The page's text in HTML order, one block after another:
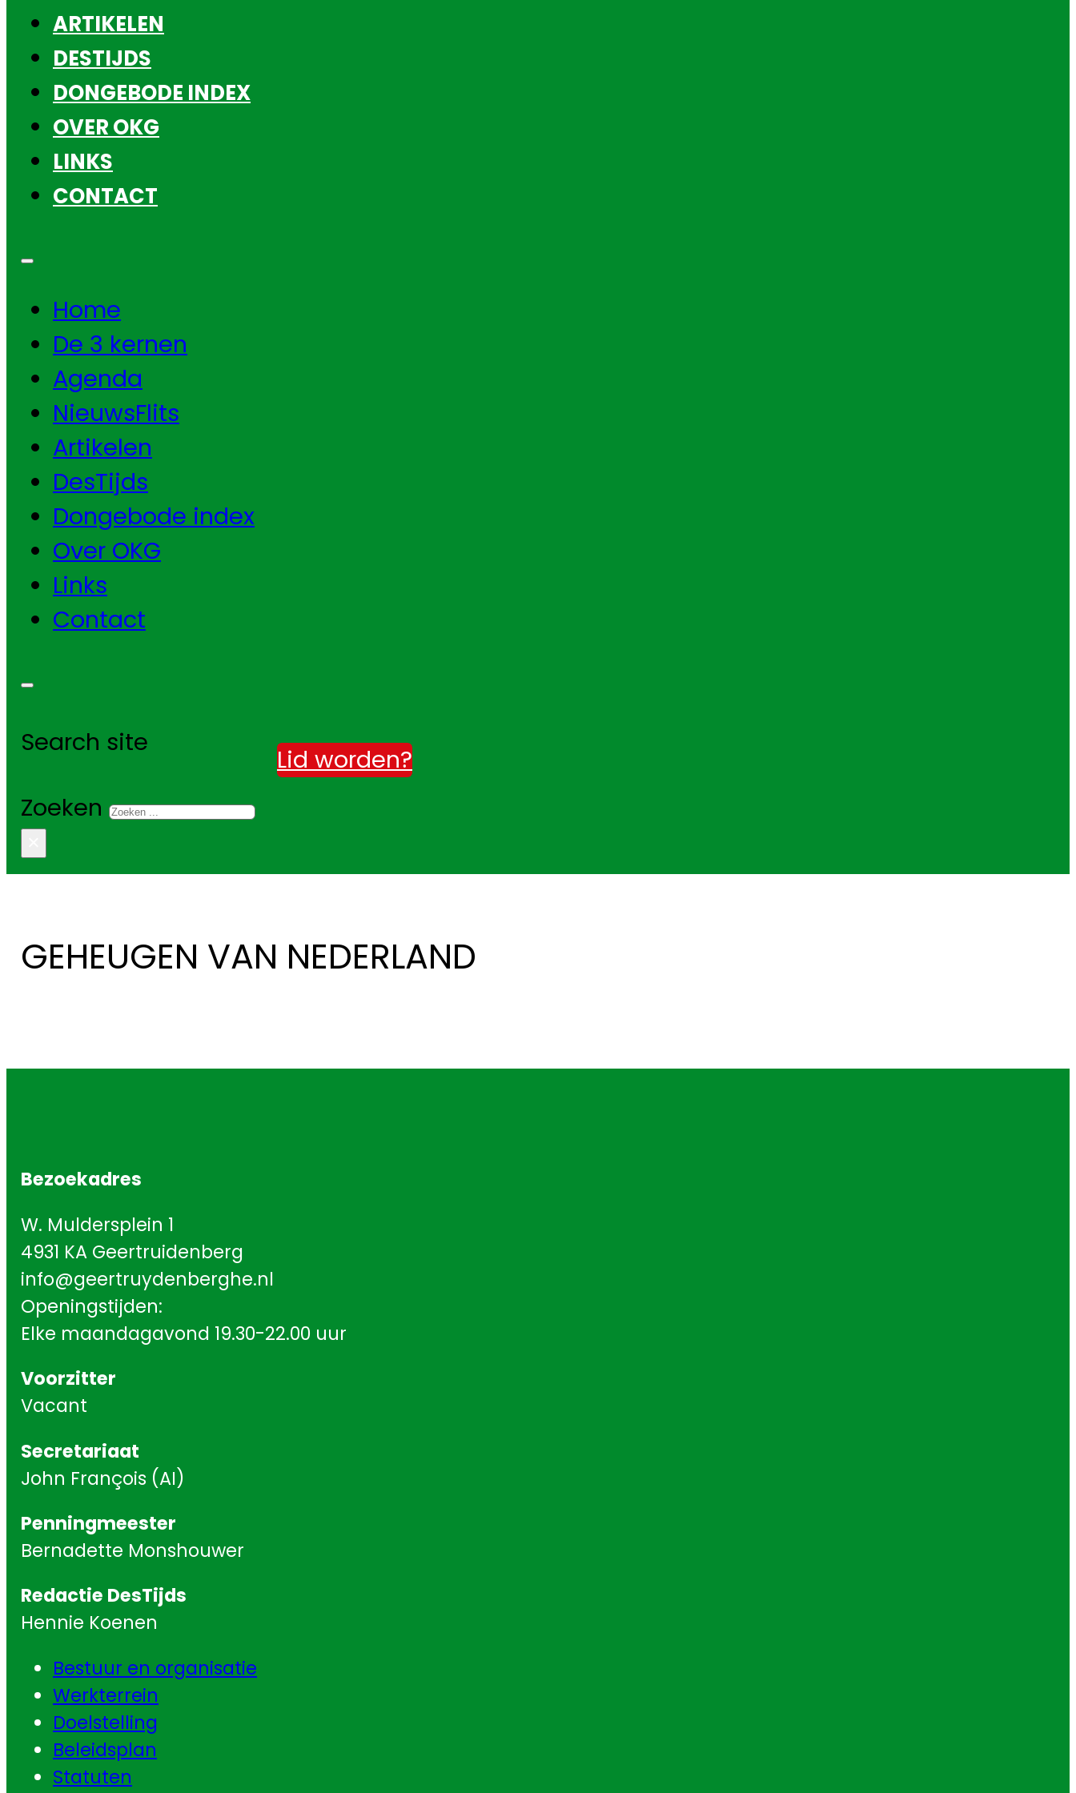
ARTIKELEN
DESTIJDS
DONGEBODE INDEX
OVER OKG
LINKS
CONTACT
Home
De 3 kernen
Agenda
NieuwsFlits
Artikelen
DesTijds
Dongebode index
Over OKG
Links
Contact
Search site
Zoeken
Lid worden?
GEHEUGEN VAN NEDERLAND
Bezoekadres
W. Muldersplein 1
4931 KA Geertruidenberg
info@geertruydenberghe.nl
Openingstijden:
Elke maandagavond 19.30-22.00 uur
Voorzitter
Vacant
Secretariaat
John François (AI)
Penningmeester
Bernadette Monshouwer
Redactie DesTijds
Hennie Koenen
Bestuur en organisatie
Werkterrein
Doelstelling
Beleidsplan
Statuten